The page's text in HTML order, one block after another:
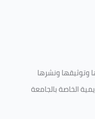
وتوثيقها ونشرها
الخاصة بالجامعة